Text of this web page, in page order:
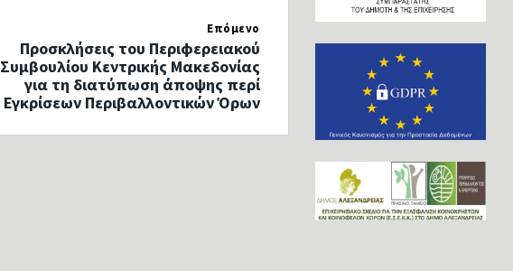
Επόμενο
Προσκλήσεις του Περιφερειακού
Συμβουλίου Κεντρικής Μακεδονίας
για τη διατύπωση άποψης περί
Εγκρίσεων Περιβαλλοντικών Όρων